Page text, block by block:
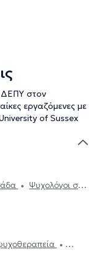
ΔΕΠΥ στον
εργαζόμενες με
of Sussex
Ψυχολόγοι στη
στον